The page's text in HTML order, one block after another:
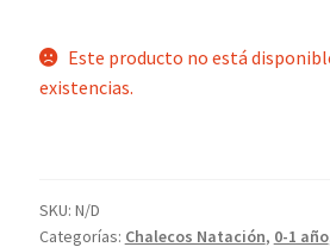
Este producto no está
existencias.
SKU: N/D
Categorías: Chalecos Natación, 0-1 año